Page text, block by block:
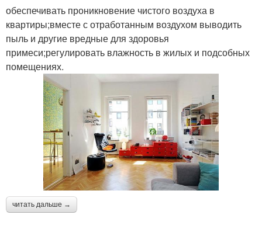
обеспечивать проникновение чистого воздуха в
квартиры;вместе с отработанным воздухом выводить
пыль и другие вредные для здоровья
примеси;регулировать влажность в жилых и подсобных
помещениях.
читать дальше →